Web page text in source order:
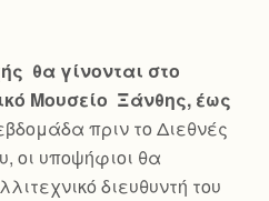
θα γίνονται στο
Μουσείο Ξάνθης, έως
πριν το Διεθνές
οι υποψήφιοι θα
διευθυντή του